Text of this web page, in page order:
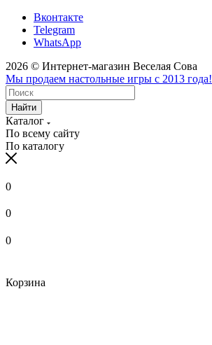
Вконтакте
Telegram
WhatsApp
2026 © Интернет-магазин Веселая Сова
Мы продаем настольные игры с 2013 года!
Найти
Каталог
По всему сайту
По каталогу
0
0
0
Корзина